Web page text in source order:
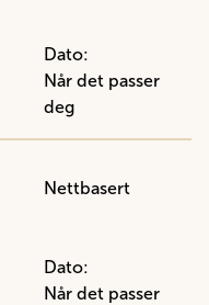
Dato:
Når det passer
deg
Nettbasert
Dato:
Når det passer